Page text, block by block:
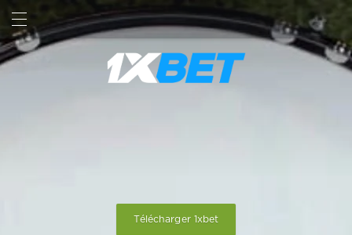
RECHERCHE
Télécharger 1xbet